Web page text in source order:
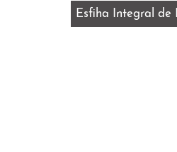
Esfiha Integral de